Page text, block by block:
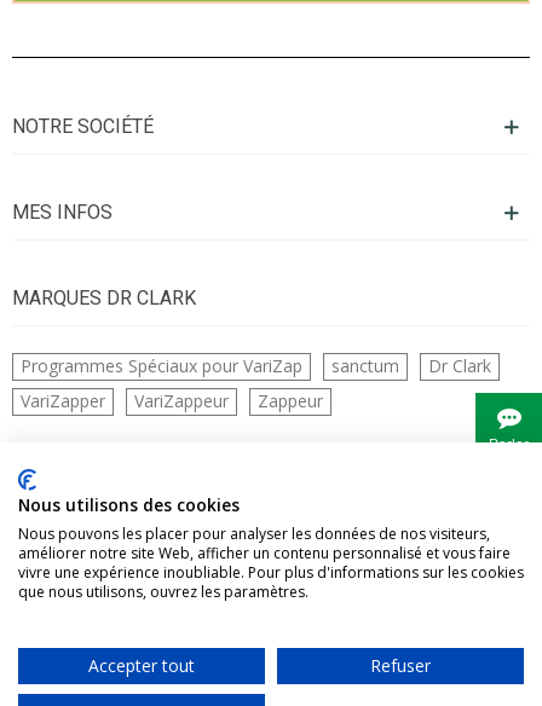
NOTRE SOCIÉTÉ
MES INFOS
MARQUES DR CLARK
Programmes Spéciaux pour VariZap sanctum
Dr Clark
VariZapper
VariZappeur Zappeur
CONTACTS
Parler
Vivre Naturellement tous droits réservés
Nous utilisons des cookies
Nous pouvons les placer pour analyser les données de nos visiteurs,
améliorer notre site Web, afficher un contenu personnalisé et vous faire
vivre une expérience inoubliable. Pour plus d'informations sur les cookies
que nous utilisons, ouvrez les paramètres.
Accepter tout
Refuser